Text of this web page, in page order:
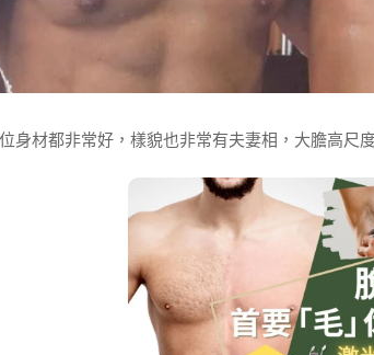
身材都非常好，樣貌也非常有夫妻相，大膽高尺